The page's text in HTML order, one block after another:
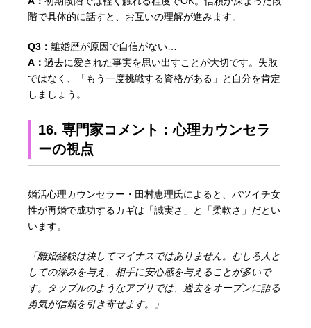
階で具体的に話すと、お互いの理解が進みます。
Q3：離婚歴が原因で自信がない…
A：過去に愛された事実を思い出すことが大切です。失敗
ではなく、「もう一度挑戦する資格がある」と自分を肯定
しましょう。
16. 専門家コメント：心理カウンセラ
ーの視点
婚活心理カウンセラー・田村恵理氏によると、バツイチ女
性が再婚で成功するカギは「誠実さ」と「柔軟さ」だとい
います。
「離婚経験は決してマイナスではありません。むしろ人と
しての深みを与え、相手に安心感を与えることが多いで
す。タップルのようなアプリでは、過去をオープンに語る
勇気が信頼を引き寄せます。」